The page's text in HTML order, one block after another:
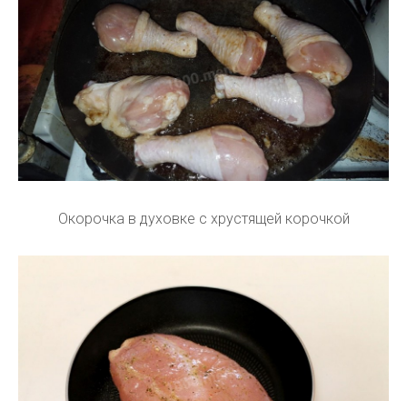
Окорочка в духовке с хрустящей корочкой